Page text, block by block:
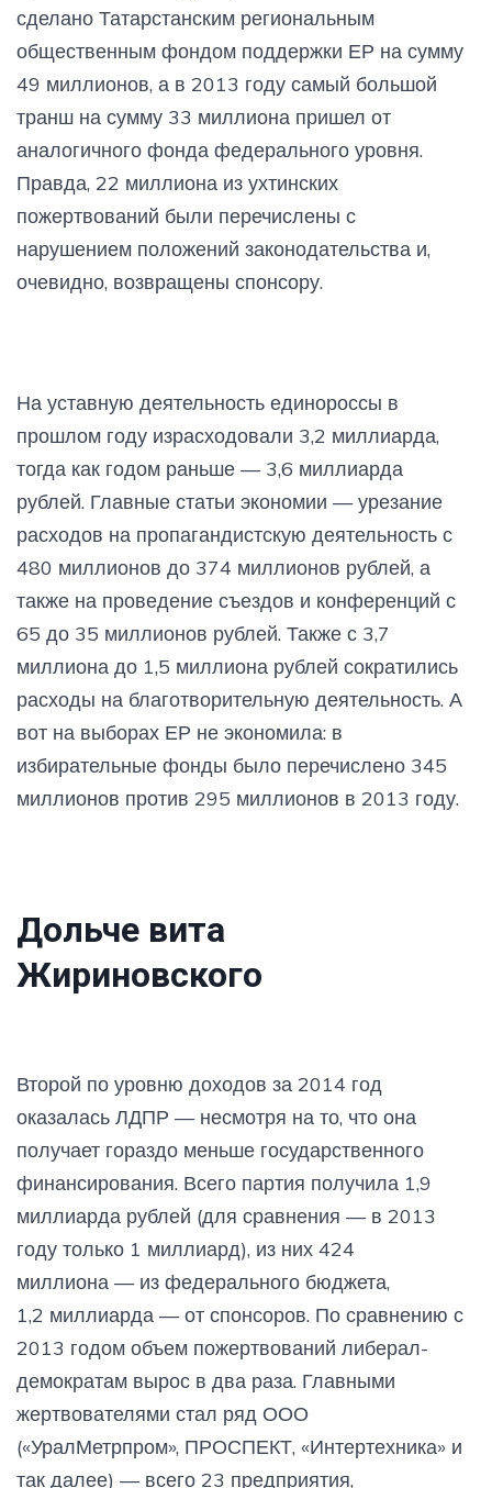
сделано Татарстанским региональным
общественным фондом поддержки ЕР на сумму
49 миллионов, а в 2013 году самый большой
транш на сумму 33 миллиона пришел от
аналогичного фонда федерального уровня.
Правда, 22 миллиона из ухтинских
пожертвований были перечислены с
нарушением положений законодательства и,
очевидно, возвращены спонсору.
На уставную деятельность единороссы в
прошлом году израсходовали 3,2 миллиарда,
тогда как годом раньше — 3,6 миллиарда
рублей. Главные статьи экономии — урезание
расходов на пропагандистскую деятельность с
480 миллионов до 374 миллионов рублей, а
также на проведение съездов и конференций с
65 до 35 миллионов рублей. Также с 3,7
миллиона до 1,5 миллиона рублей сократились
расходы на благотворительную деятельность. А
вот на выборах ЕР не экономила: в
избирательные фонды было перечислено 345
миллионов против 295 миллионов в 2013 году.
Дольче вита
Жириновского
Второй по уровню доходов за 2014 год
оказалась ЛДПР — несмотря на то, что она
получает гораздо меньше государственного
финансирования. Всего партия получила 1,9
миллиарда рублей (для сравнения — в 2013
году только 1 миллиард), из них 424
миллиона — из федерального бюджета,
1,2 миллиарда — от спонсоров. По сравнению с
2013 годом объем пожертвований либерал-
демократам вырос в два раза. Главными
жертвователями стал ряд ООО
(«УралМетрпром», ПРОСПЕКТ, «Интертехника» и
так далее) — всего 23 предприятия,